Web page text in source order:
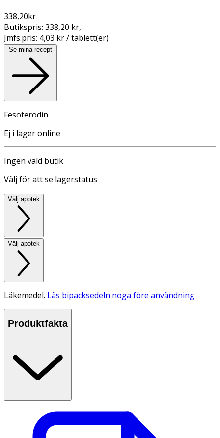
338,20kr
Butikspris: 338,20 kr,
Jmfs.pris: 4,03 kr / tablett(er)
Se mina recept
Fesoterodin
Ej i lager online
Ingen vald butik
Välj för att se lagerstatus
Välj apotek
Välj apotek
Läkemedel. Läs bipacksedeln noga före användning
Produktfakta